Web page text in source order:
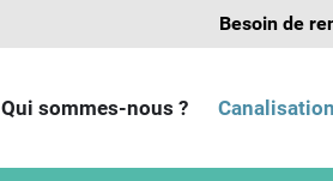
Besoin de
Qui sommes-nous ?